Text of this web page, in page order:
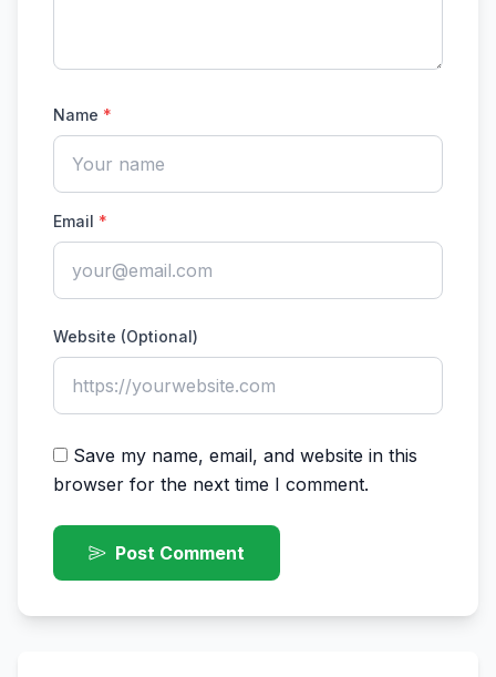
Name *
Email *
Website (Optional)
Save my name, email, and website in this
browser for the next time I comment.
Post Comment